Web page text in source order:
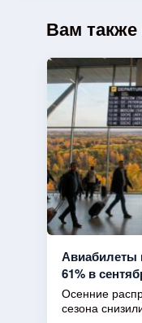
Вам
Авиабилеты
61% в
Осенние
сезона